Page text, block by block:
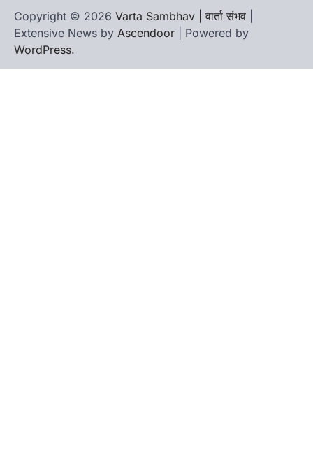
Copyright © 2026 Varta Sambhav | वार्ता संभव
Extensive News by Ascendoor | Powered by
WordPress.